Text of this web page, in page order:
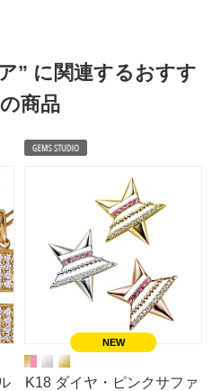
” に関連するおすす
商品
K18 ダイヤ・ピンクサファ